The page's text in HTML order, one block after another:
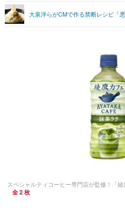
ショッピング
大泉洋らがCMで作る禁断レシピ「
スペシャルティコーヒー専門店が監修！「
全 2 枚